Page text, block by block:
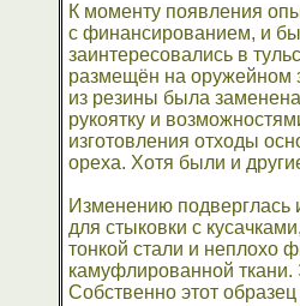
К моменту появления
с финансированием, и
заинтересовались в
размещён на оружейном
из резины была
рукоятку и
изготовления отходы
ореха. Хотя были и
Изменению подверглась
для стыковки с
тонкой стали и неплохо
камуфлированной
Собственно этот